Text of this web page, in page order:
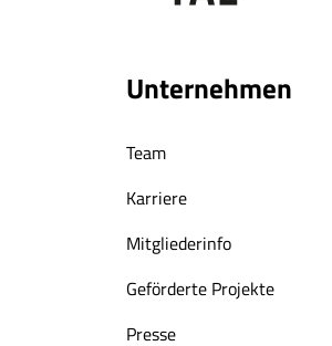
Unternehmen
Team
Karriere
Mitgliederinfo
Geförderte Projekte
Presse